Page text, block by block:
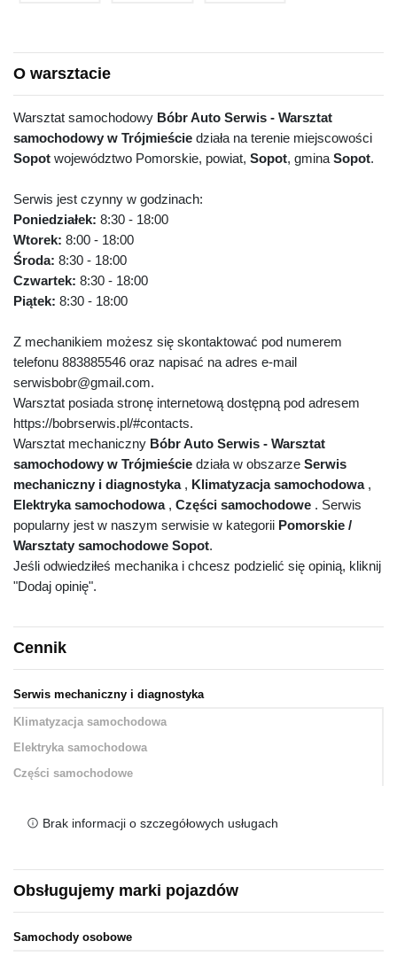
O warsztacie
Warsztat samochodowy Bóbr Auto Serwis - Warsztat
samochodowy w Trójmieście działa na terenie miejscowości
Sopot województwo Pomorskie, powiat, Sopot, gmina Sopot.
Serwis jest czynny w godzinach:
Poniedziałek: 8:30 - 18:00
Wtorek: 8:00 - 18:00
Środa: 8:30 - 18:00
Czwartek: 8:30 - 18:00
Piątek: 8:30 - 18:00
Z mechanikiem możesz się skontaktować pod numerem
telefonu 883885546 oraz napisać na adres e-mail
serwisbobr@gmail.com.
Warsztat posiada stronę internetową dostępną pod adresem
https://bobrserwis.pl/#contacts.
Warsztat mechaniczny Bóbr Auto Serwis - Warsztat
samochodowy w Trójmieście działa w obszarze Serwis
mechaniczny i diagnostyka, Klimatyzacja samochodowa,
Elektryka samochodowa, Części samochodowe . Serwis
popularny jest w naszym serwisie w kategorii Pomorskie /
Warsztaty samochodowe Sopot.
Jeśli odwiedziłeś mechanika i chcesz podzielić się opinią, kliknij
"Dodaj opinię".
Cennik
Serwis mechaniczny i diagnostyka
Klimatyzacja samochodowa
Elektryka samochodowa
Części samochodowe
Brak informacji o szczegółowych usługach
Obsługujemy marki pojazdów
Samochody osobowe